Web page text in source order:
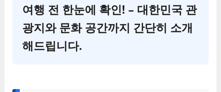
여행 전 한눈에 확인! – 대한민국 관
광지와 문화 공간까지 간단히 소개
해드립니다.